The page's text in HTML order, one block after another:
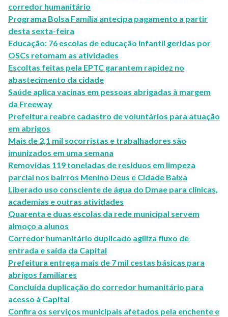
corredor humanitário
Programa Bolsa Família antecipa pagamento a partir
desta sexta-feira
Educação: 76 escolas de educação infantil geridas por
OSCs retomam as atividades
Escoltas feitas pela EPTC garantem rapidez no
abastecimento da cidade
Saúde aplica vacinas em pessoas abrigadas à margem
da Freeway
Prefeitura reabre cadastro de voluntários para atuação
em abrigos
Mais de 2,1 mil socorristas e trabalhadores são
imunizados em uma semana
Removidas 119 toneladas de resíduos em limpeza
parcial nos bairros Menino Deus e Cidade Baixa
Liberado uso consciente de água do Dmae para clínicas,
academias e outras atividades
Quarenta e duas escolas da rede municipal servem
almoço a alunos
Corredor humanitário duplicado agiliza fluxo de
entrada e saída da Capital
Prefeitura entrega mais de 7 mil cestas básicas para
abrigos familiares
Concluída duplicação do corredor humanitário para
acesso à Capital
Confira os serviços municipais afetados pela enchente e